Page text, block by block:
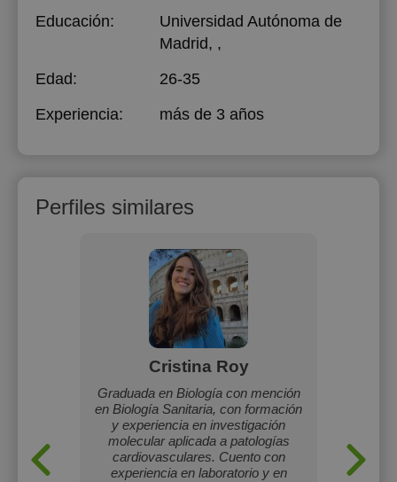
Educación:
Universidad Autónoma de
Madrid, ,
Edad:
26-35
Experiencia:
más de 3 años
Perfiles similares
Cristina Roy
Graduada en Biología con mención
en Biología Sanitaria, con formación
y experiencia en investigación
molecular aplicada a patologías
cardiovasculares. Cuento con
experiencia en laboratorio y en